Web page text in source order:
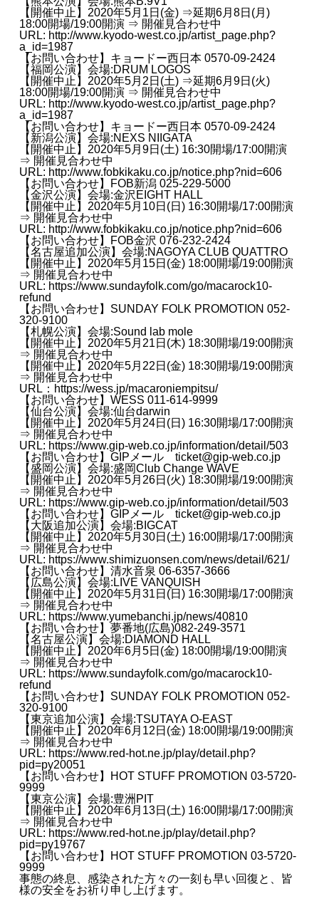
【開催中止】2020年5月1日(金) ⇒延期6月8日(月)
18:00開場/19:00開演 ⇒ 開催見合わせ中
URL: http://www.kyodo-west.co.jp/artist_page.php?
a_id=1987
【お問い合わせ】キョードー西日本 0570-09-2424
【福岡公演】会場:DRUM LOGOS
【開催中止】2020年5月2日(土) ⇒延期6月9日(火)
18:00開場/19:00開演 ⇒ 開催見合わせ中
URL: http://www.kyodo-west.co.jp/artist_page.php?
a_id=1987
【お問い合わせ】キョードー西日本 0570-09-2424
【新潟公演】会場:NEXS NIIGATA
【開催中止】2020年5月9日(土) 16:30開場/17:00開演
⇒ 開催見合わせ中
URL: http://www.fobkikaku.co.jp/notice.php?nid=606
【お問い合わせ】FOB新潟 025-229-5000
【金沢公演】会場:金沢EIGHT HALL
【開催中止】2020年5月10日(日) 16:30開場/17:00開演
⇒ 開催見合わせ中
URL: http://www.fobkikaku.co.jp/notice.php?nid=606
【お問い合わせ】FOB金沢 076-232-2424
【名古屋追加公演】会場:NAGOYA CLUB QUATTRO
【開催中止】2020年5月15日(金) 18:00開場/19:00開演
⇒ 開催見合わせ中
URL: https://www.sundayfolk.com/go/macarock10-
refund
【お問い合わせ】SUNDAY FOLK PROMOTION 052-
320-9100
【札幌公演】会場:Sound lab mole
【開催中止】2020年5月21日(木) 18:30開場/19:00開演
⇒ 開催見合わせ中
【開催中止】2020年5月22日(金) 18:30開場/19:00開演
⇒ 開催見合わせ中
URL： https://wess.jp/macaroniempitsu/
【お問い合わせ】WESS 011-614-9999
【仙台公演】会場:仙台darwin
【開催中止】2020年5月24日(日) 16:30開場/17:00開演
⇒ 開催見合わせ中
URL: https://www.gip-web.co.jp/information/detail/503
【お問い合わせ】GIPメール ticket@gip-web.co.jp
【盛岡公演】会場:盛岡Club Change WAVE
【開催中止】2020年5月26日(火) 18:30開場/19:00開演
⇒ 開催見合わせ中
URL: https://www.gip-web.co.jp/information/detail/503
【お問い合わせ】GIPメール ticket@gip-web.co.jp
【大阪追加公演】会場:BIGCAT
【開催中止】2020年5月30日(土) 16:00開場/17:00開演
⇒ 開催見合わせ中
URL: https://www.shimizuonsen.com/news/detail/621/
【お問い合わせ】清水音泉 06-6357-3666
【広島公演】会場:LIVE VANQUISH
【開催中止】2020年5月31日(日) 16:30開場/17:00開演
⇒ 開催見合わせ中
URL: https://www.yumebanchi.jp/news/40810
【お問い合わせ】夢番地(広島)082-249-3571
【名古屋公演】会場:DIAMOND HALL
【開催中止】2020年6月5日(金) 18:00開場/19:00開演
⇒ 開催見合わせ中
URL: https://www.sundayfolk.com/go/macarock10-
refund
【お問い合わせ】SUNDAY FOLK PROMOTION 052-
320-9100
【東京追加公演】会場:TSUTAYA O-EAST
【開催中止】2020年6月12日(金) 18:00開場/19:00開演
⇒ 開催見合わせ中
URL: https://www.red-hot.ne.jp/play/detail.php?
pid=py20051
【お問い合わせ】HOT STUFF PROMOTION 03-5720-
9999
【東京公演】会場:豊洲PIT
【開催中止】2020年6月13日(土) 16:00開場/17:00開演
⇒ 開催見合わせ中
URL: https://www.red-hot.ne.jp/play/detail.php?
pid=py19767
【お問い合わせ】HOT STUFF PROMOTION 03-5720-
9999
事態の終息、感染された方々の一刻も早い回復と、皆
様の安全をお祈り申し上げます。